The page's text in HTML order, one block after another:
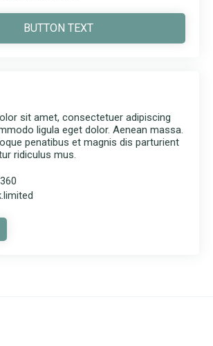
BUTTON TEXT
sit amet, consectetuer adipiscing
ligula eget dolor. Aenean massa.
penatibus et magnis dis parturient
ridiculus mus.